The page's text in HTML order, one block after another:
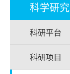
科学研究
科研平台
科研项目